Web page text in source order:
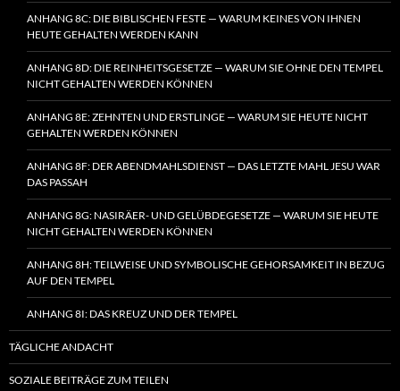
ANHANG 8C: DIE BIBLISCHEN FESTE — WARUM KEINES VON IHNEN
HEUTE GEHALTEN WERDEN KANN
ANHANG 8D: DIE REINHEITSGESETZE — WARUM SIE OHNE DEN TEMPEL
NICHT GEHALTEN WERDEN KÖNNEN
ANHANG 8E: ZEHNTEN UND ERSTLINGE — WARUM SIE HEUTE NICHT
GEHALTEN WERDEN KÖNNEN
ANHANG 8F: DER ABENDMAHLSDIENST — DAS LETZTE MAHL JESU WAR
DAS PASSAH
ANHANG 8G: NASIRÄER- UND GELÜBDEGESETZE — WARUM SIE HEUTE
NICHT GEHALTEN WERDEN KÖNNEN
ANHANG 8H: TEILWEISE UND SYMBOLISCHE GEHORSAMKEIT IN BEZUG
AUF DEN TEMPEL
ANHANG 8I: DAS KREUZ UND DER TEMPEL
TÄGLICHE ANDACHT
SOZIALE BEITRÄGE ZUM TEILEN